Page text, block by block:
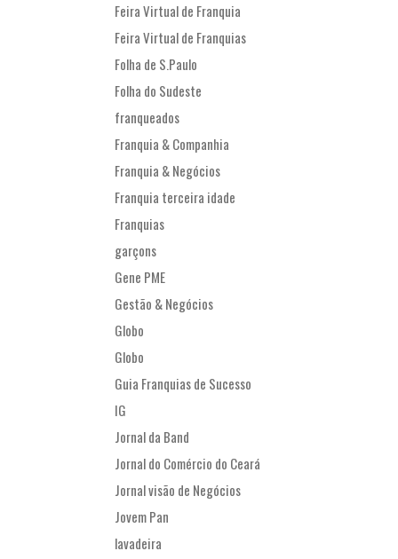
Feira Virtual de Franquia
Feira Virtual de Franquias
Folha de S.Paulo
Folha do Sudeste
franqueados
Franquia & Companhia
Franquia & Negócios
Franquia terceira idade
Franquias
garçons
Gene PME
Gestão & Negócios
Globo
Globo
Guia Franquias de Sucesso
IG
Jornal da Band
Jornal do Comércio do Ceará
Jornal visão de Negócios
Jovem Pan
lavadeira